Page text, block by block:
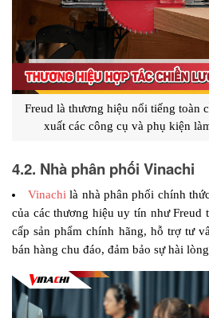
Freud là thương hiệu nổi tiếng toàn
xuất các công cụ và phụ kiện
4.2. Nhà phân phối Vinachi
Vinachi là nhà phân phối chính
của các thương hiệu uy tín như Freud
cấp sản phẩm chính hãng, hỗ trợ tư
bán hàng chu đáo, đảm bảo sự hài